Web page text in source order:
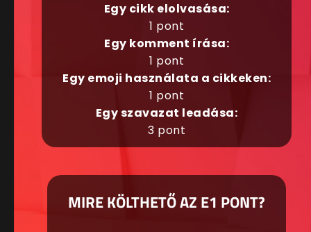
Egy cikk elolvasása:
1 pont
Egy komment írása:
1 pont
Egy emoji használata a cikkeken:
1 pont
Egy szavazat leadása:
3 pont
MIRE KÖLTHETŐ AZ E1 PONT?